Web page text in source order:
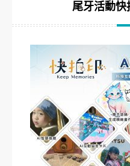
尾牙活動快